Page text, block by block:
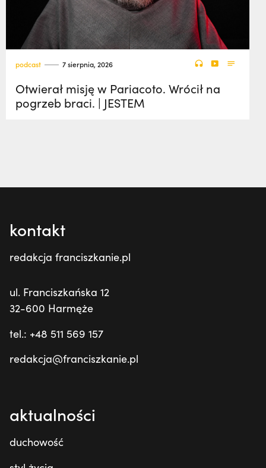
podcast 7 sierpnia, 2026
Otwierał misję w Pariacoto. Wrócił na
pogrzeb braci. | JESTEM
kontakt
redakcja franciszkanie.pl
ul. Franciszkańska 12
32-600 Harmęże
tel.: +48 511 569 157
redakcja@franciszkanie.pl
aktualności
duchowość